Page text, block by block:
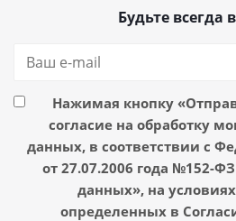
Будьте всегда
Нажимая кнопку
согласие на обработку
данных, в соответствии с
от 27.07.2006 года №152-
данных», на
определенных в